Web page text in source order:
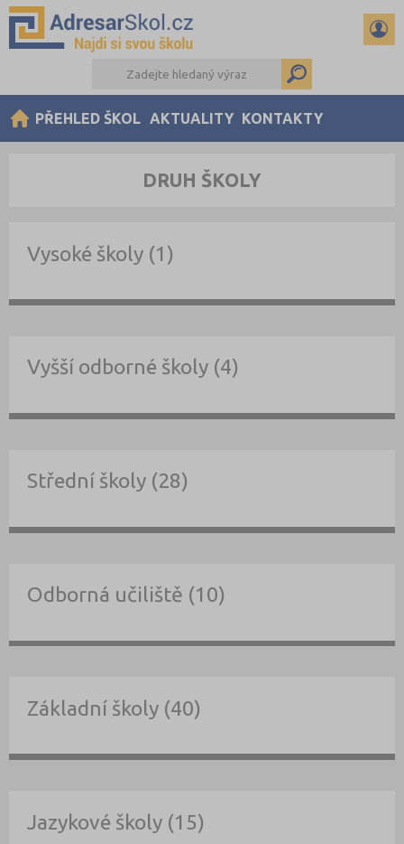
PŘEHLED ŠKOL AKTUALITY KONTAKTY
DRUH ŠKOLY
Vysoké školy (1)
Vyšší odborné školy (4)
Střední školy (28)
Odborná učiliště (10)
Základní školy (40)
Jazykové školy (15)